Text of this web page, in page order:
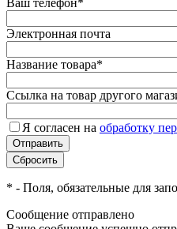
Электронная почта
Название товара*
Ссылка на товар другого
Я согласен на обработку
* - Поля, обязательные для
Сообщение отправлено